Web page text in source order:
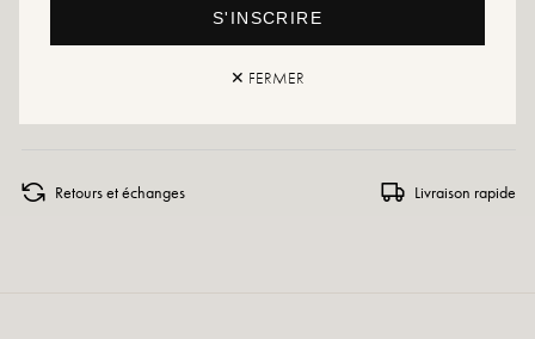
Conseils entretien : Nous vous conseillons d'imperméabiliser vos chaussures
Retours et échanges Livraison rapide
S'INSCRIRE
✕ FERMER